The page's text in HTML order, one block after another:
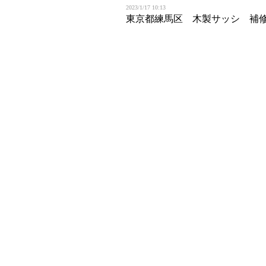
2023/1/17 10:13
東京都練馬区 木製サッシ 補